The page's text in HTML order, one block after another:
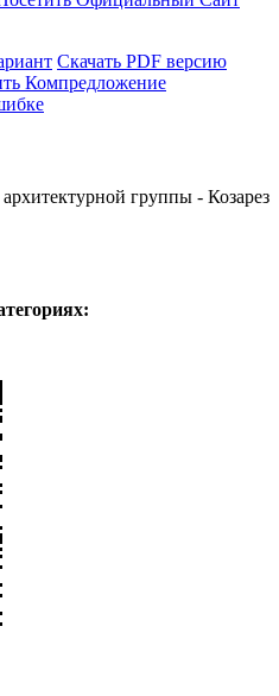
Скачать PDF версию
Компредложение
группы - Козарез